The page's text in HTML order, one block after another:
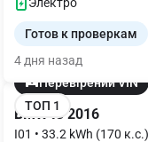
Готов к проверкам
4 дня назад
Перевірений VIN
ТОП 1
BMW I3 2016